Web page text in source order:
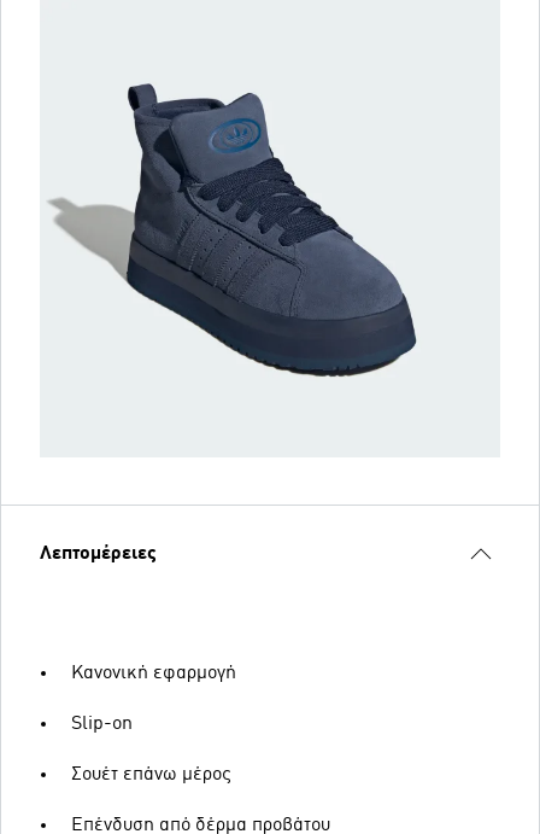
Λεπτομέρειες
Κανονική εφαρμογή
Slip-on
Σουέτ επάνω μέρος
Επένδυση από δέρμα προβάτου